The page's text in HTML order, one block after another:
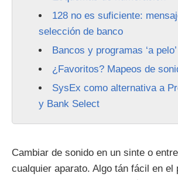
128 no es suficiente:
selección de banco
Bancos y programas ‘a pelo’
¿Favoritos? Mapeos de
SysEx como alternativa a
y Bank Select
Cambiar de sonido en un sinte o
cualquier aparato. Algo tán fácil en el